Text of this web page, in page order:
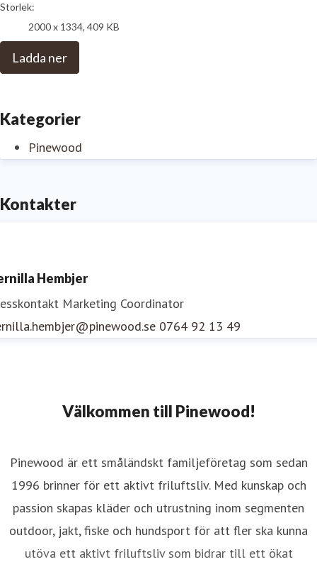
Storlek:
2000 x 1334, 409 KB
Ladda ner
Kategorier
Pinewood
Kontakter
Hembjer
Marketing Coordinator
0764 92 13 49
Välkommen till Pinewood!
Pinewood är ett småländskt familjeföretag som sedan
1996 brinner för ett aktivt friluftsliv. Med kunskap och
passion skapas kläder och utrustning inom segmenten
outdoor, jakt, fiske och hundsport för att fler ska kunna
utöva ett aktivt friluftsliv som bidrar till ett ökat